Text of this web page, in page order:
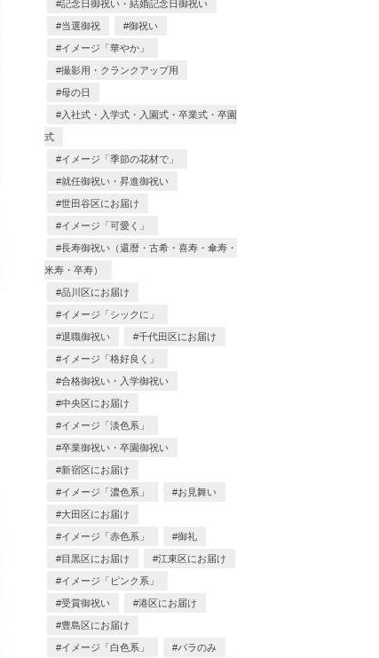
記念日御祝い・結婚記念日御祝い
当選御祝 御祝い
イメージ「華やか」
撮影用・クランクアップ用
母の日
入社式・入学式・入園式・卒業式・卒園
式
イメージ「季節の花材で」
就任御祝い・昇進御祝い
世田谷区にお届け
イメージ「可愛く」
長寿御祝い（還暦・古希・喜寿・傘寿・
米寿・卒寿）
品川区にお届け
イメージ「シックに」
退職御祝い 千代田区にお届け
イメージ「格好良く」
合格御祝い・入学御祝い
中央区にお届け
イメージ「淡色系」
卒業御祝い・卒園御祝い
新宿区にお届け
イメージ「濃色系」 お見舞い
大田区にお届け
イメージ「赤色系」 御礼
目黒区にお届け 江東区にお届け
イメージ「ピンク系」
受賞御祝い 港区にお届け
豊島区にお届け
イメージ「白色系」 バラのみ